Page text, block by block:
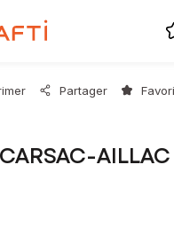
Partager
AILLAC